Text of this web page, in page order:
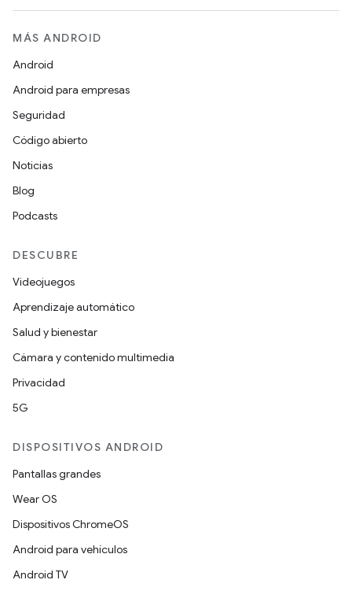
MÁS ANDROID
Android
Android para empresas
Seguridad
Código abierto
Noticias
Blog
Podcasts
DESCUBRE
Videojuegos
Aprendizaje automático
Salud y bienestar
Cámara y contenido multimedia
Privacidad
5G
DISPOSITIVOS ANDROID
Pantallas grandes
Wear OS
Dispositivos ChromeOS
Android para vehículos
Android TV